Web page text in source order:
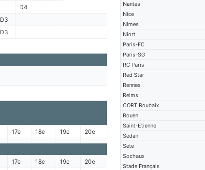
Nantes
Nice
Nimes
Niort
Paris-FC
Paris-SG
RC Paris
Red Star
Rennes
Reims
CORT Roubaix
Rouen
Saint-Etienne
Sedan
Sete
Sochaux
Stade Français
D4
D3
D3
17e 18e 19e 20e
17e 18e 19e 20e